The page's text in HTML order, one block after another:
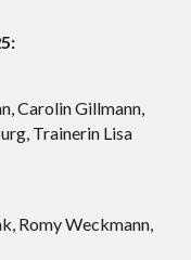
Carolin Gillmann,
Trainerin Lisa
Romy Weckmann,